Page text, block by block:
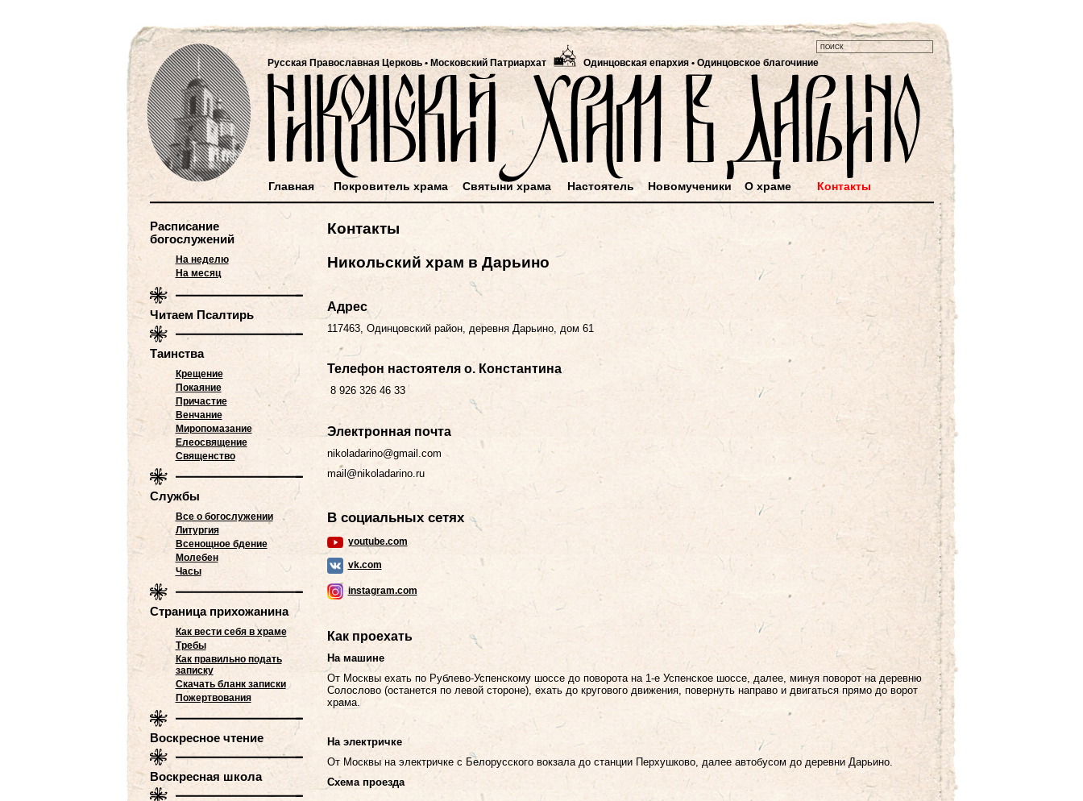
Русская Православная Церковь •Московский Патриархат Одинцовская епархия • Одинцовское благочиние
Главная О храме
Покровитель храма Святыни храма Новомученики
Настоятель Контакты
Расписание
богослужений
На неделю
На месяц
Читаем Псалтирь
Таинства
Крещение
Покаяние
Причастие
Венчание
Миропомазание
Елеосвящение
Священство
Службы
Все о богослужении
Литургия
Всенощное бдение
Молебен
Часы
Страница прихожанина
Как вести себя в храме
Требы
Как правильно подать
записку
Скачать бланк записки
Пожертвования
Воскресное чтение
Воскресная школа
Контакты
Никольский храм в Дарьино
Адрес
117463, Одинцовский район, деревня Дарьино, дом 61
Телефон настоятеля о. Константина
8 926 326 46 33
Электронная почта
nikoladarino@gmail.com
mail@nikoladarino.ru
В социальных сетях
youtube.com
vk.com
instagram.com
Как проехать
На машине
От Москвы ехать по Рублево-Успенскому шоссе до поворота на 1-е Успенское шоссе, далее, минуя поворот на деревню
Солослово (останется по левой стороне), ехать до кругового движения, повернуть направо и двигаться прямо до ворот
храма.
На электричке
От Москвы на электричке с Белорусского вокзала до станции Перхушково, далее автобусом до деревни Дарьино.
Схема проезда